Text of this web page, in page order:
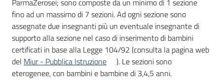
ParmaZerosei; sono composte da un minimo di 1 sezione
fino ad un massimo di 7 sezioni. Ad ogni sezione sono
assegnate due insegnanti più un eventuale insegnante di
supporto alla sezione nel caso di inserimento di bambini
certificati in base alla Legge 104/92 (consulta la pagina web
del Miur - Pubblica Istruzione
). Le sezioni sono
eterogenee, con bambini e bambine di 3,4,5 anni.